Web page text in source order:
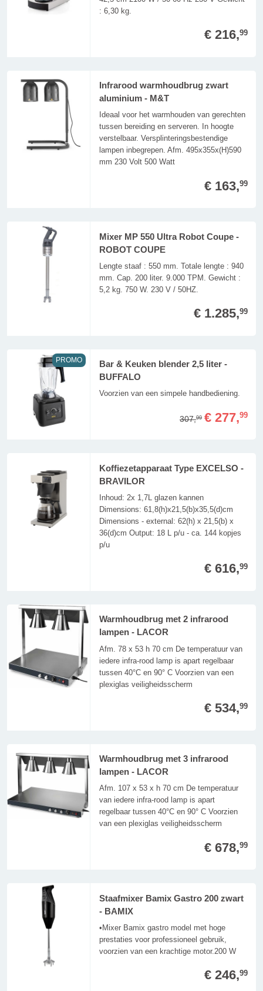
: 6,30 kg.
€ 216,99
Infrarood warmhoudbrug zwart
aluminium - M&T
Ideaal voor het warmhouden van gerechten
tussen bereiding en serveren. In hoogte
verstelbaar. Versplinteringsbestendige
lampen inbegrepen. Afm. 495x355x(H)590
mm 230 Volt 500 Watt
€ 163,99
Mixer MP 550 Ultra Robot Coupe -
ROBOT COUPE
Lengte staaf : 550 mm. Totale lengte : 940
mm. Cap. 200 liter. 9.000 TPM. Gewicht :
5,2 kg. 750 W. 230 V / 50HZ.
€ 1.285,99
PROMO
Bar & Keuken blender 2,5 liter -
BUFFALO
Voorzien van een simpele handbediening.
307,99 € 277,99
Koffiezetapparaat Type EXCELSO -
BRAVILOR
Inhoud: 2x 1,7L glazen kannen
Dimensions: 61,8(h)x21,5(b)x35,5(d)cm
Dimensions - external: 62(h) x 21,5(b) x
36(d)cm Output: 18 L p/u - ca. 144 kopjes
p/u
€ 616,99
Warmhoudbrug met 2 infrarood
lampen - LACOR
Afm. 78 x 53 h 70 cm De temperatuur van
iedere infra-rood lamp is apart regelbaar
tussen 40°C en 90° C Voorzien van een
plexiglas veiligheidsscherm
€ 534,99
Warmhoudbrug met 3 infrarood
lampen - LACOR
Afm. 107 x 53 x h 70 cm De temperatuur
van iedere infra-rood lamp is apart
regelbaar tussen 40°C en 90° C Voorzien
van een plexiglas veiligheidsscherm
€ 678,99
Staafmixer Bamix Gastro 200 zwart
- BAMIX
•Mixer Bamix gastro model met hoge
prestaties voor professioneel gebruik,
voorzien van een krachtige motor.200 W
€ 246,99